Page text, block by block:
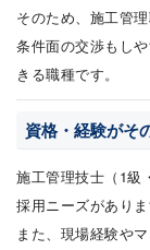
そのため、施工管
条件面の交渉もし
きる職種です。
資格・経験がそ
施工管理技士（1級
採用ニーズがありま
また、現場経験や